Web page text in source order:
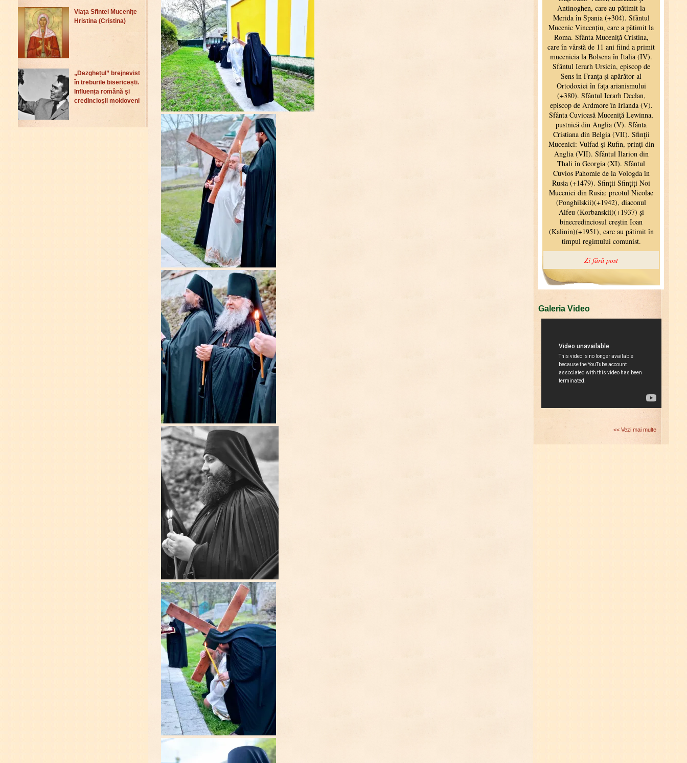
Viaţa Sfintei Mucenițe
Hristina (Cristina)
„Dezghețul” brejnevist
în treburile bisericești.
Influența română și
credincioșii moldoveni
Galeria Video
<< Vezi mai multe